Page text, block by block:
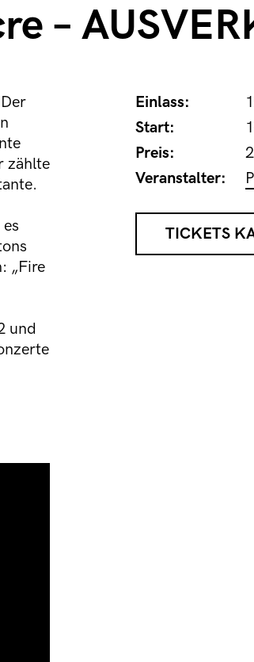
–
Einlass:
Start:
Preis:
Veranstalter:
TICKETS
zählte
„Fire
und